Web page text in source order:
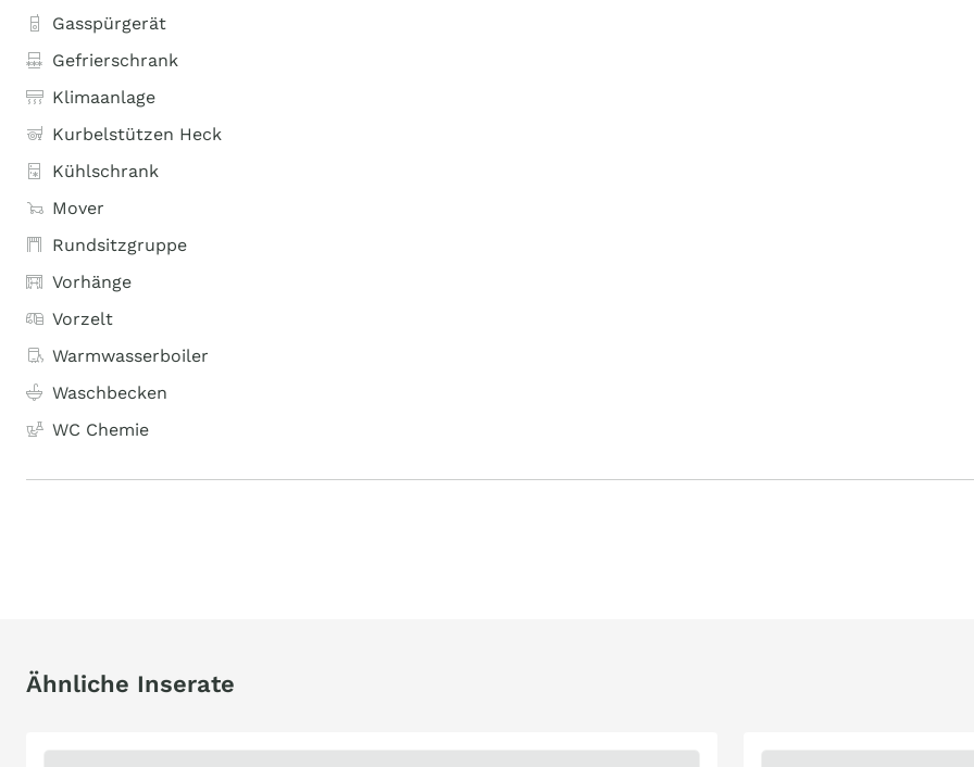
Gasspürgerät
Gefrierschrank
Klimaanlage
Kurbelstützen Heck
Kühlschrank
Mover
Rundsitzgruppe
Vorhänge
Vorzelt
Warmwasserboiler
Waschbecken
WC Chemie
Ähnliche Inserate